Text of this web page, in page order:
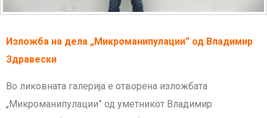
Изложба на дела „Микроманипулации” од Владимир
Здравески
Во ликовната галерија е отворена изложбата
„Микроманипулации” од уметникот Владимир